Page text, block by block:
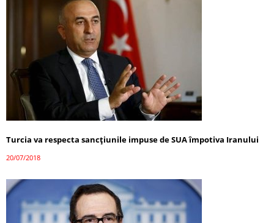
Turcia va respecta sancțiunile impuse de SUA împotiva Iranului
20/07/2018